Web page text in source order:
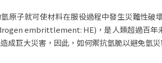
原子就可使材料在服役過程中發生災難性破
embrittlement: HE)，是人類超過百年
成巨大災害，因此，如何禦抗氫脆以避免氫